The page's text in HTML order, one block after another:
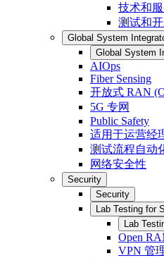
技术和
测试和
Global System
Global System
AIOps
Fiber Sensing
开放式 RAN
5G 专网
Public Safety
适用于运营经
测试流程自动
网络安全性
Security
Security
Lab Testing for
Lab
Open
VPN 管